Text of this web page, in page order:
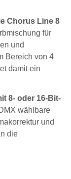
Chorus Line 8
für
und
Bereich von 4
damit ein
8- oder 16-Bit-
wählbare
und
die